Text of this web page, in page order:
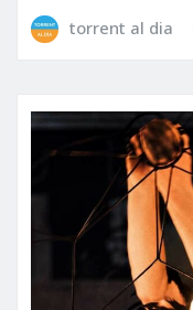
torrent al dia